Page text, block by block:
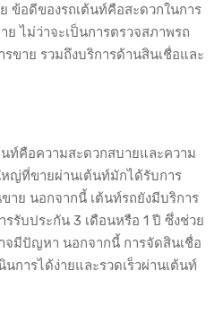
ข้อดีของรถเต้นท์คือสะดวกในการ
ไม่ว่าจะเป็นการตรวจสภาพรถ
ขาย รวมถึงบริการด้านสินเชื่อและ
ท์คือความสะดวกสบายและความ
หญ่ที่ขายผ่านเต้นท์มักได้รับการ
ย นอกจากนี้ เต้นท์รถยังมีบริการ
รับประกัน 3 เดือนหรือ 1 ปี ซึ่งช่วย
จมีปัญหา นอกจากนี้ การจัดสินเชื่อ
การได้ง่ายและรวดเร็วผ่านเต้นท์